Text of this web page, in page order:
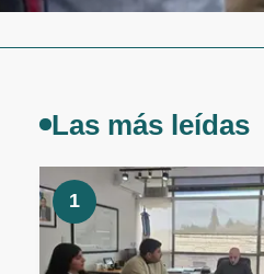
Las más leídas
1